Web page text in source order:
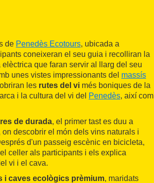
de Penedès Ecotours, ubicada a
coneixeran el seu guia i recolliran la
que faran servir al llarg del seu
unes vistes impressionants del massís
les rutes del vi més boniques de la
i la cultura del vi del Penedès, així com
de durada, el primer tast es duu a
descobrir el món dels vins naturals i
d'un passeig escènic en bicicleta,
celler als participants i els explica
vi i el cava.
i caves ecològics prèmium, maridats